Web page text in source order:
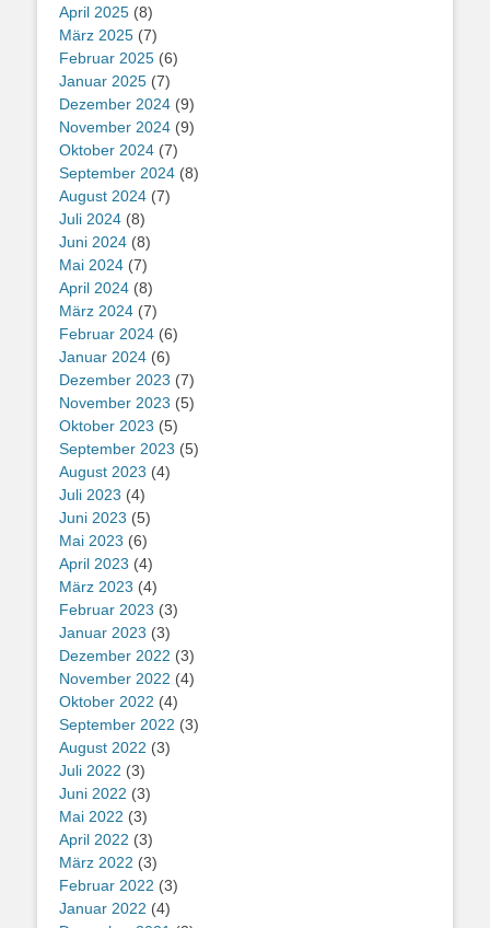
April 2025 (8)
März 2025 (7)
Februar 2025 (6)
Januar 2025 (7)
Dezember 2024 (9)
November 2024 (9)
Oktober 2024 (7)
September 2024 (8)
August 2024 (7)
Juli 2024 (8)
Juni 2024 (8)
Mai 2024 (7)
April 2024 (8)
März 2024 (7)
Februar 2024 (6)
Januar 2024 (6)
Dezember 2023 (7)
November 2023 (5)
Oktober 2023 (5)
September 2023 (5)
August 2023 (4)
Juli 2023 (4)
Juni 2023 (5)
Mai 2023 (6)
April 2023 (4)
März 2023 (4)
Februar 2023 (3)
Januar 2023 (3)
Dezember 2022 (3)
November 2022 (4)
Oktober 2022 (4)
September 2022 (3)
August 2022 (3)
Juli 2022 (3)
Juni 2022 (3)
Mai 2022 (3)
April 2022 (3)
März 2022 (3)
Februar 2022 (3)
Januar 2022 (4)